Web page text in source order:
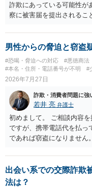
詐欺にあっている可能性が
察に被害届を提出されるこ
男性からの脅迫と窃盗
#恐喝・脅迫への対応 #悪徳商法
#本名・住所・電話番号が不明
#
2026年7月27日
詐欺・消費者問題に強
若井 亮 弁護士
初めまして。 ご相談内容
ですが、携帯電話代を払っ
であれば窃盗になりません
ず、可能であればブロック
ば、最寄りの警察署に相談
考になれば幸いです。
出会い系での交際詐欺
法は？